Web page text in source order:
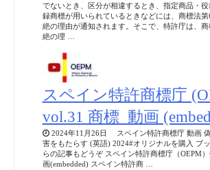
でないとき、区分が相違するとき、指定商品・
録商標が用いられているときなどには、商標法
絶の理由が通知されます。そこで、特許庁は、
絶の理 …
スペイン特許商標庁
vol.31 商標_動画
2024年11月26日 スペイン特許商標庁 動画
害をもたらす (英語) 2024#オリジナルを購入 ブ
らの記事もどうぞ スペイン特許商標庁（OEPM
画(embedded) スペイン特許商 …